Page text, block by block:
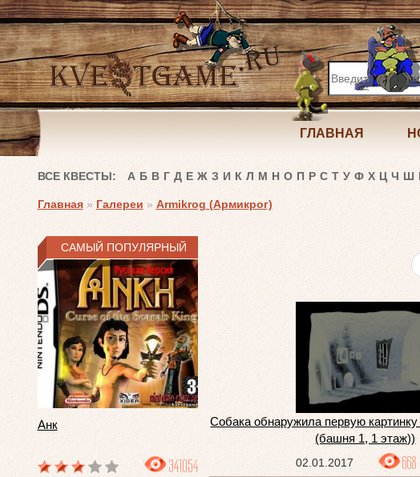
ГЛАВНАЯ
ВСЕ КВЕСТЫ: А Б В Г Д Е Ж З И К Л М Н О П Р С Т У Ф Х Ц Ч Ш
Главная » Галереи » Armikrog (Армикрог)
САМЫЙ ПОПУЛЯРНЫЙ
Анк
341054
Собака обнаружила первую картинку
(башня 1, 1 этаж))
02.01.2017 668